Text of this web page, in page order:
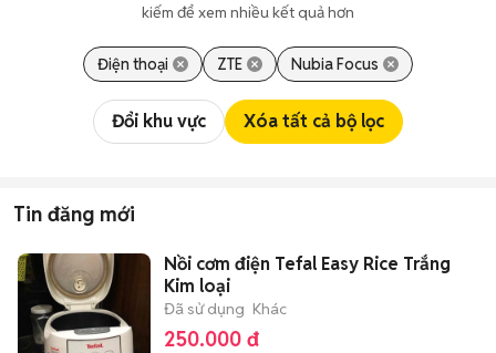
kiếm để xem nhiều kết quả hơn
Điện thoại ZTE Nubia Focus
Đổi khu vực Xóa tất cả bộ lọc
Tin đăng mới
Nồi cơm điện Tefal Easy Rice Trắng
Kim loại
Đã sử dụng Khác
250.000 đ